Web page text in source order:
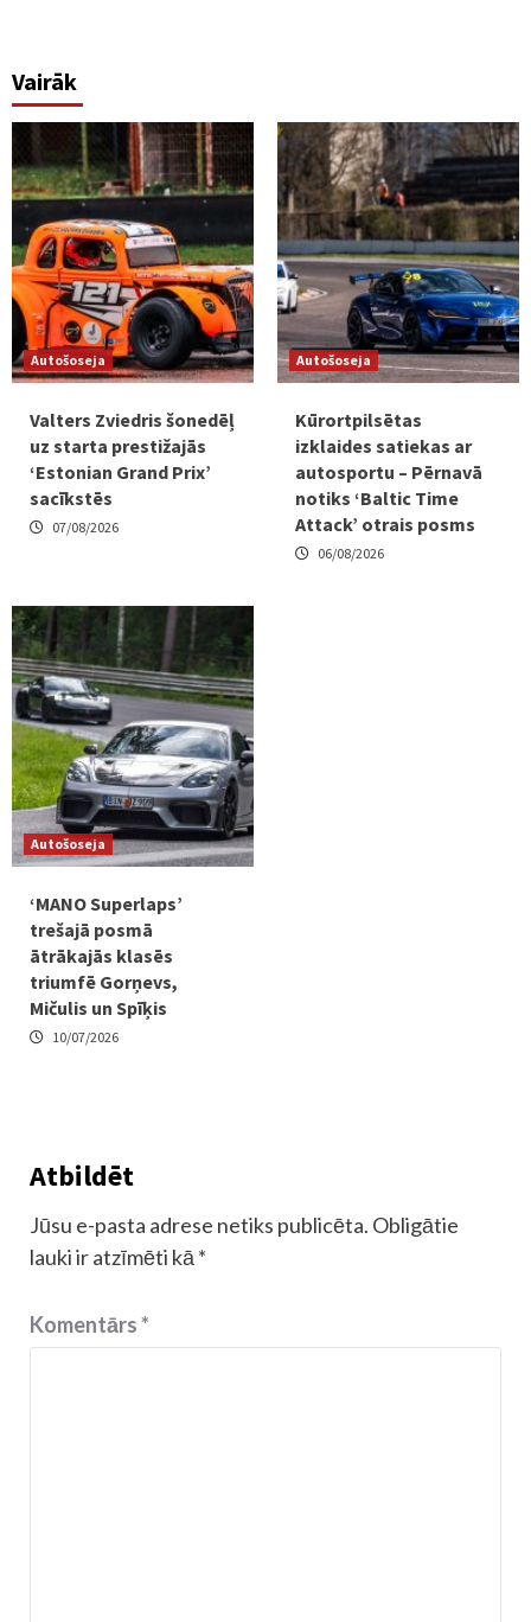
Vairāk
Autošoseja
Valters Zviedris šonedēļ
uz starta prestižajās
‘Estonian Grand Prix’
sacīkstēs
07/08/2026
Autošoseja
Kūrortpilsētas
izklaides satiekas ar
autosportu – Pērnavā
notiks ‘Baltic Time
Attack’ otrais posms
06/08/2026
Autošoseja
‘MANO Superlaps’
trešajā posmā
ātrākajās klasēs
triumfē Gorņevs,
Mičulis un Spīķis
10/07/2026
Atbildēt
Jūsu e-pasta adrese netiks publicēta. Obligātie
lauki ir atzīmēti kā *
Komentārs*